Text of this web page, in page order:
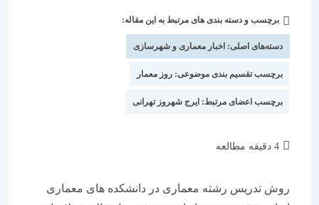
شده
است:
برچسب و دسته بندی های مرتبط به این مقاله:
دسته‌های اصلی:اخبار معماری و شهرسازی
برچسب تقسیم بندی موضوعی:روز معمار
برچسب اعضای مرتبط: ایرج شهروز تهرانی
روش تدریس رشته معماری در دانشکده های معماری